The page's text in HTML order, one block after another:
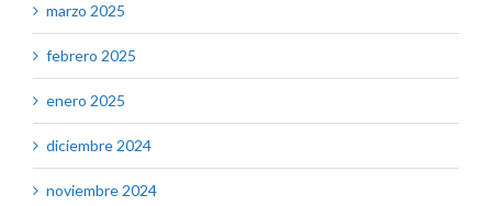
marzo 2025
febrero 2025
enero 2025
diciembre 2024
noviembre 2024